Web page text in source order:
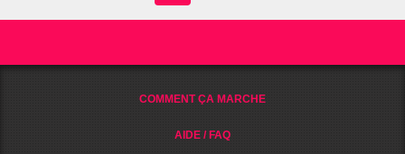
en
COMMENT ÇA MARCHE
AIDE / FAQ